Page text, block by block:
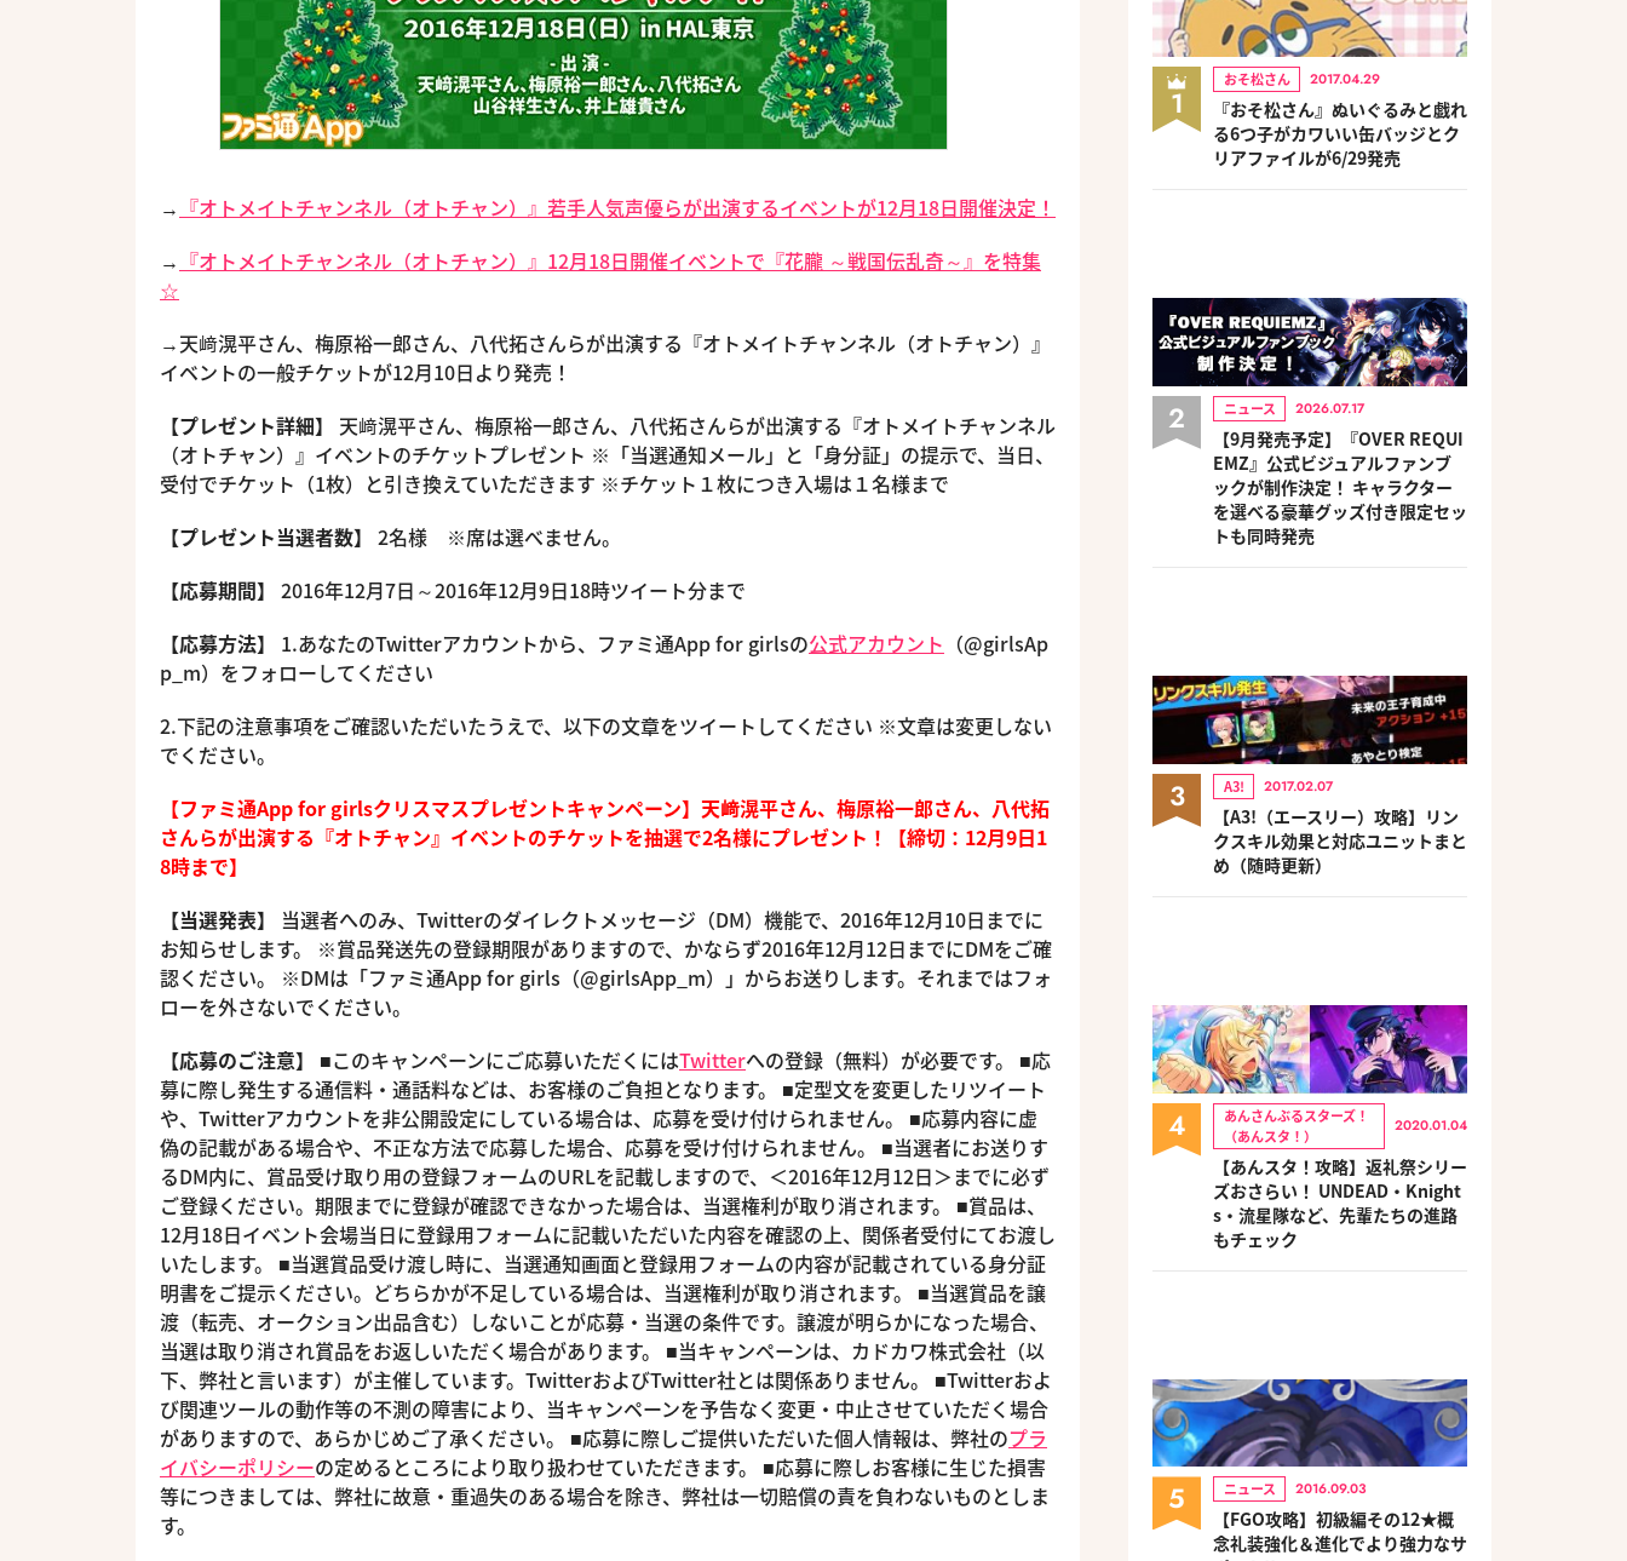
→ 『オトメイトチャンネル（オトチャン）』若手人気声優らが出演するイベントが12月18日開催決定！
→ 『オトメイトチャンネル（オトチャン）』12月18日開催イベントで『花朧 ～戦国伝乱奇～』を特集
☆
→天﨑滉平さん、梅原裕一郎さん、八代拓さんらが出演する『オトメイトチャンネル（オトチャン）』
イベントの一般チケットが12月10日より発売！
【プレゼント詳細】 天﨑滉平さん、梅原裕一郎さん、八代拓さんらが出演する『オトメイトチャンネル
（オトチャン）』イベントのチケットプレゼント ※「当選通知メール」と「身分証」の提示で、当日、
受付でチケット（1枚）と引き換えていただきます ※チケット１枚につき入場は１名様まで
【プレゼント当選者数】 2名様 ※席は選べません。
【応募期間】 2016年12月7日～2016年12月9日18時ツイート分まで
【応募方法】 1.あなたのTwitterアカウントから、ファミ通App for girlsの公式アカウント （@girlsAp
p_m）をフォローしてください
2.下記の注意事項をご確認いただいたうえで、以下の文章をツイートしてください ※文章は変更しない
でください。
【ファミ通App for girlsクリスマスプレゼントキャンペーン】天﨑滉平さん、梅原裕一郎さん、八代拓
さんらが出演する『オトチャン』イベントのチケットを抽選で2名様にプレゼント！【締切：12月9日1
8時まで】
【当選発表】
当選者へのみ、Twitterのダイレクトメッセージ（DM）機能で、2016年12月10日までに
お知らせします。 ※賞品発送先の登録期限がありますので、かならず2016年12月12日までにDMをご確
認ください。 ※DMは「ファミ通App for girls（@girlsApp_m）」からお送りします。それまではフォ
ローを外さないでください。
【応募のご注意】
■このキャンペーンにご応募いただくにはTwitterへの登録（無料）が必要です。 ■応
募に際し発生する通信料・通話料などは、お客様のご負担となります。 ■定型文を変更したリツイート
や、Twitterアカウントを非公開設定にしている場合は、応募を受け付けられません。 ■応募内容に虚
偽の記載がある場合や、不正な方法で応募した場合、応募を受け付けられません。 ■当選者にお送りす
るDM内に、賞品受け取り用の登録フォームのURLを記載しますので、＜2016年12月12日＞までに必ず
ご登録ください。期限までに登録が確認できなかった場合は、当選権利が取り消されます。 ■賞品は、
12月18日イベント会場当日に登録用フォームに記載いただいた内容を確認の上、関係者受付にてお渡し
いたします。 ■当選賞品受け渡し時に、当選通知画面と登録用フォームの内容が記載されている身分証
明書をご提示ください。どちらかが不足している場合は、当選権利が取り消されます。 ■当選賞品を譲
渡（転売、オークション出品含む）しないことが応募・当選の条件です。譲渡が明らかになった場合、
当選は取り消され賞品をお返しいただく場合があります。 ■当キャンペーンは、カドカワ株式会社（以
下、弊社と言います）が主催しています。TwitterおよびTwitter社とは関係ありません。 ■Twitterおよ
び関連ツールの動作等の不測の障害により、当キャンペーンを予告なく変更・中止させていただく場合
がありますので、あらかじめご了承ください。 ■応募に際しご提供いただいた個人情報は、弊社のプラ
イバシーポリシーの定めるところにより取り扱わせていただきます。 ■応募に際しお客様に生じた損害
等につきましては、弊社に故意・重過失のある場合を除き、弊社は一切賠償の責を負わないものとしま
す。
1
おそ松さん 2017.04.29
『おそ松さん』ぬいぐるみと戯れ
る6つ子がカワいい缶バッジとク
リアファイルが6/29発売
2 ニュース 2026.07.17
【9月発売予定】『OVER REQUI
EMZ』公式ビジュアルファンブ
ックが制作決定！ キャラクター
を選べる豪華グッズ付き限定セッ
トも同時発売
3 A3! 2017.02.07
【A3!（エースリー）攻略】リン
クスキル効果と対応ユニットまと
め（随時更新）
4
あんさんぶるスターズ！
（あんスタ！）
2020.01.04
【あんスタ！攻略】返礼祭シリー
ズおさらい！ UNDEAD・Knight
s・流星隊など、先輩たちの進路
もチェック
5 ニュース 2016.09.03
【FGO攻略】初級編その12★概
念礼装強化＆進化でより強力なサ